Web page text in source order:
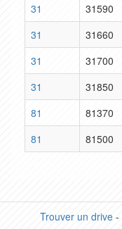
31
31590
31
31660
31
31700
31
31850
81
81370
81
81500
Trouver un drive-